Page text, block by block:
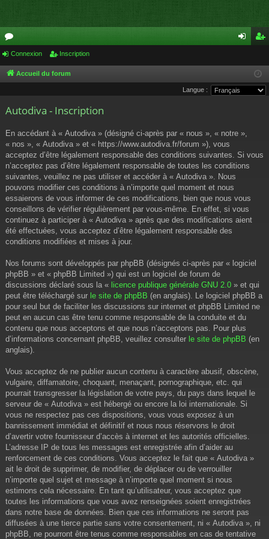
or
u
s
cri
pti
Connexion Inscription
Accueil du forum
Langue :
Autodiva - Inscription
En accédant à « Autodiva » (désigné ci-après par « nous », « notre »,
« nos », « Autodiva » et « https://www.autodiva.fr/forum »), vous
acceptez d’être légalement responsable des conditions suivantes. Si vous
n’acceptez pas d’être légalement responsable de toutes les conditions
suivantes, veuillez ne pas utiliser et accéder à « Autodiva ». Nous
pouvons modifier ces conditions à n’importe quel moment et nous
essaierons de vous informer de ces modifications, bien que nous vous
conseillons de vérifier régulièrement par vous-même. En effet, si vous
continuez à participer à « Autodiva » après que des modifications aient
été effectuées, vous acceptez d’être légalement responsable des
conditions modifiées et mises à jour.
Nos forums sont développés par phpBB (désignés ci-après par « logiciel
phpBB » et « phpBB Limited ») qui est un logiciel de forum de
discussions déclaré sous la « licence publique générale GNU 2.0 » et qui
peut être téléchargé sur le site de phpBB (en anglais). Le logiciel phpBB a
pour seul but de faciliter les discussions sur internet et phpBB Limited ne
peut en aucun cas être tenu comme responsable de la conduite et du
contenu que nous acceptons et que nous n’acceptons pas. Pour plus
d’informations concernant phpBB, veuillez consulter le site de phpBB (en
anglais).
Vous acceptez de ne publier aucun contenu à caractère abusif, obscène,
vulgaire, diffamatoire, choquant, menaçant, pornographique, etc. qui
pourrait transgresser la législation de votre pays, du pays dans lequel le
serveur de « Autodiva » est hébergé ou encore la loi internationale. Si
vous ne respectez pas ces dispositions, vous vous exposez à un
bannissement immédiat et définitif et nous nous réservons le droit
d’avertir votre fournisseur d’accès à internet et les autorités officielles.
L’adresse IP de tous les messages est enregistrée afin d’aider au
renforcement de ces conditions. Vous acceptez le fait que « Autodiva »
ait le droit de supprimer, de modifier, de déplacer ou de verrouiller
n’importe quel sujet et message à n’importe quel moment si nous
estimons cela nécessaire. En tant qu’utilisateur, vous acceptez que
toutes les informations que vous avez renseignées soient enregistrées
dans notre base de données. Bien que ces informations ne seront pas
diffusées à une tierce partie sans votre consentement, ni « Autodiva », ni
phpBB, ne pourront être tenus comme responsables en cas de tentative